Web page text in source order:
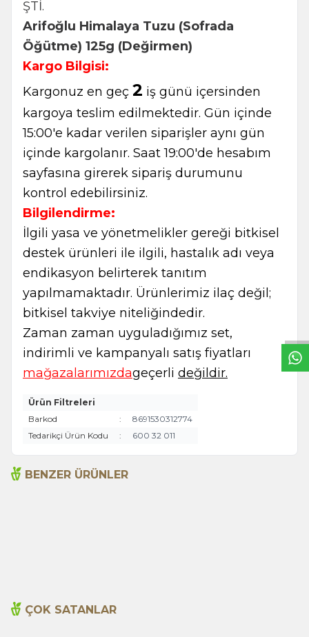
ŞTİ.
Arifoğlu Himalaya Tuzu (Sofrada
Öğütme) 125g (Değirmen)
Kargo Bilgisi:
Kargonuz en geç 2 iş günü içersinden
kargoya teslim edilmektedir. Gün içinde
15:00'e kadar verilen siparişler aynı gün
içinde kargolanır. Saat 19:00'de hesabım
sayfasına girerek sipariş durumunu
kontrol edebilirsiniz.
Bilgilendirme:
İlgili yasa ve yönetmelikler gereği bitkisel
destek ürünleri ile ilgili, hastalık adı veya
endikasyon belirterek tanıtım
yapılmamaktadır. Ürünlerimiz ilaç değil;
bitkisel takviye niteliğindedir.
Zaman zaman uyguladığımız set,
indirimli ve kampanyalı satış fiyatları
mağazalarımızdageçerli değildir.
Ürün Filtreleri
Barkod
:
8691530312774
Tedarikçi Ürün Kodu
: 600 32 011
BENZER ÜRÜNLER
ÇOK SATANLAR